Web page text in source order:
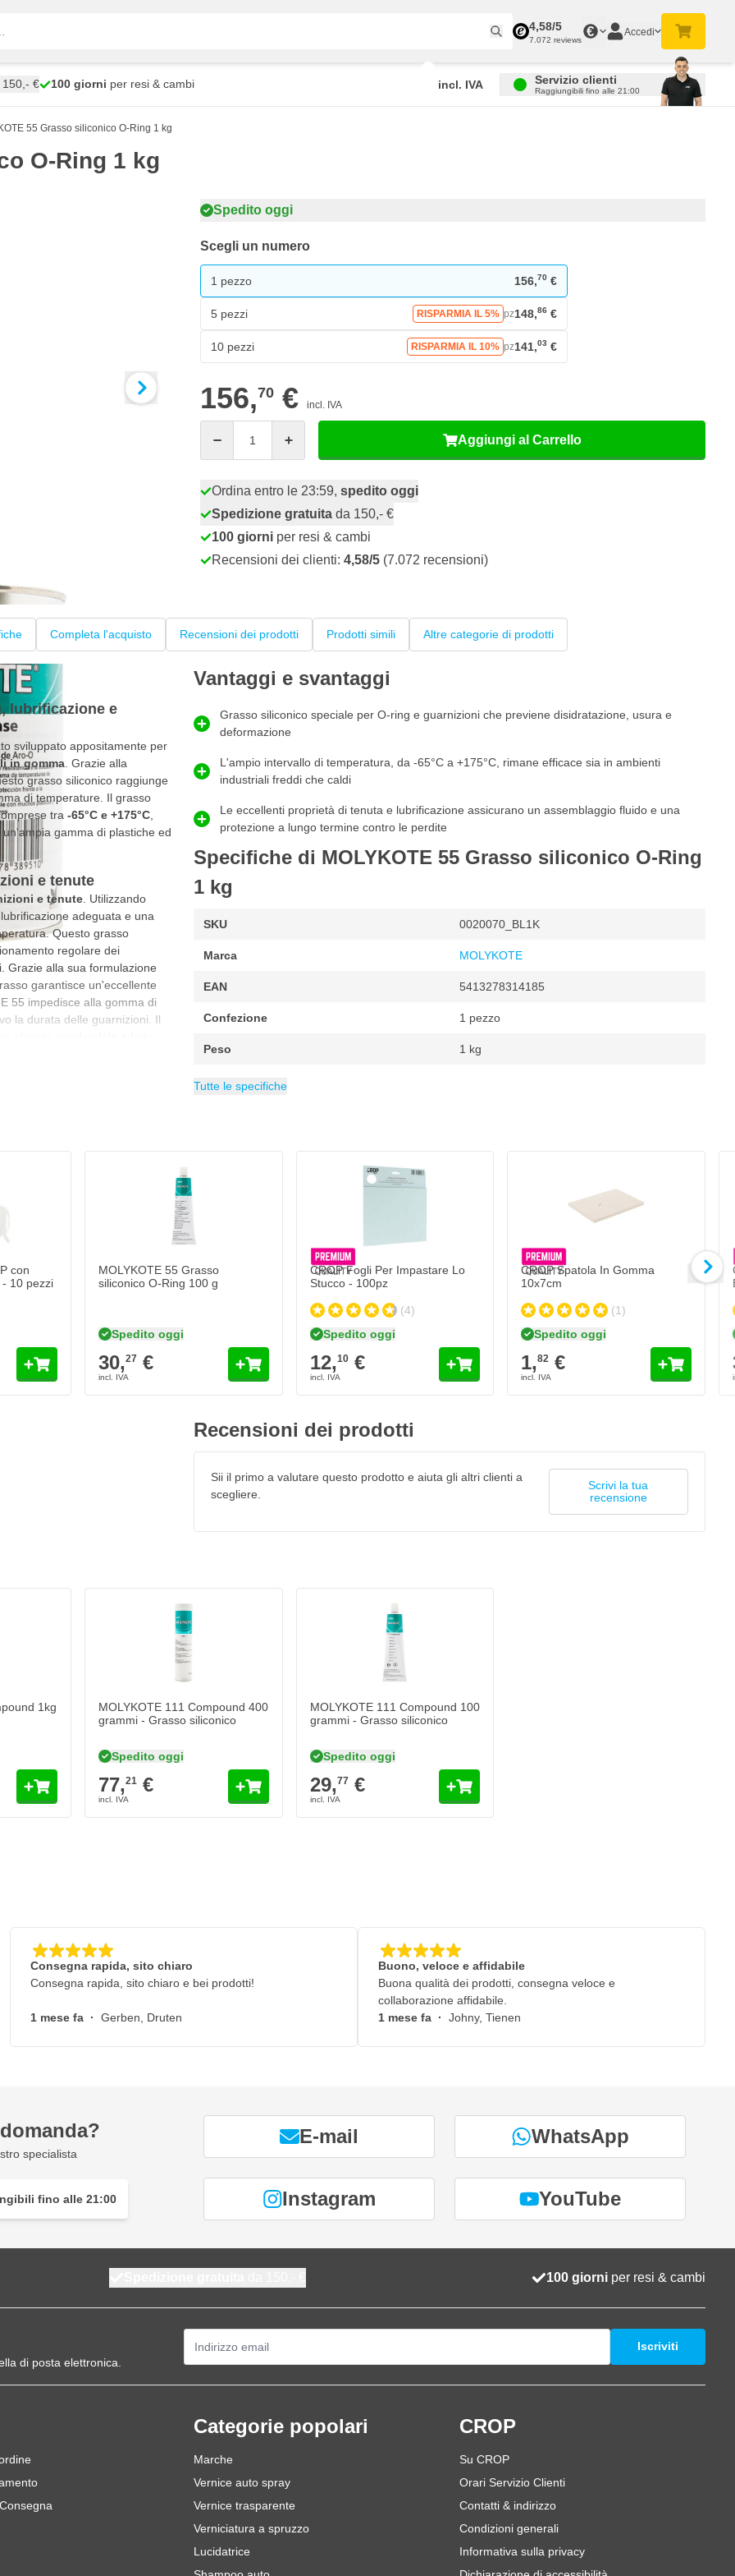
4,58/5
7.072 reviews
€ Accedi
150,- € 100 giorni per resi & cambi incl. IVA Servizio clienti
Raggiungibili fino alle 21:00
55 Grasso siliconico O-Ring 1 kg
O-Ring 1 kg
Spedito oggi
Scegli un numero
1 pezzo 156,70 €
5 pezzi RISPARMIA IL 5% pz148,86 €
10 pezzi RISPARMIA IL 10% pz141,03 €
156,70 € incl. IVA
Aggiungi al Carrello
Ordina entro le 23:59, spedito oggi
Spedizione gratuita da 150,- €
100 giorni per resi & cambi
Recensioni dei clienti: 4,58/5 (7.072 recensioni)
Completa l'acquisto Recensioni dei prodotti Prodotti simili Altre categorie di prodotti
lubrificazione e
sviluppato appositamente per
in gomma . Grazie alla
grasso siliconico raggiunge
di temperature. Il grasso
tra -65°C e +175°C
gamma di plastiche ed
e tenute
e tenute . Utilizzando
adeguata e una
Questo grasso
regolare dei
Grazie alla sua formulazione
garantisce un'eccellente
55 impedisce alla gomma di
la durata delle guarnizioni. Il
per una tenuta ottimale
per un uso universale
o bagnati
buona adesione alle superfici
aerospaziali
pulire prima
si rimuovono sporco, olio o
e protezione dalla
effettuare test con
metallo
Vantaggi e svantaggi
Grasso siliconico speciale per O-ring e guarnizioni che previene disidratazione, usura e
deformazione
L'ampio intervallo di temperatura, da -65°C a +175°C, rimane efficace sia in ambienti
industriali freddi che caldi
Le eccellenti proprietà di tenuta e lubrificazione assicurano un assemblaggio fluido e una
protezione a lungo termine contro le perdite
Specifiche di MOLYKOTE 55 Grasso siliconico O-Ring
1 kg
SKU 0020070_BL1K
Marca MOLYKOTE
EAN 5413278314185
Confezione 1 pezzo
Peso 1 kg
Contenuto
Categoria
Tutte le specifiche
con
10 pezzi
MOLYKOTE 55 Grasso
siliconico O-Ring 100 g
Spedito oggi
30,27 €
CROP Fogli Per Impastare Lo
Stucco - 100pz
(4)
Spedito oggi
12,10€
CROP Spatola In Gomma
10x7cm
(1)
Spedito oggi
1,82 €
Recensioni dei prodotti
Sii il primo a valutare questo prodotto e aiuta gli altri clienti a
scegliere.
Scrivi la tua
recensione
1kg
MOLYKOTE 111 Compound 400
grammi - Grasso siliconico
Spedito oggi
77,21 €
MOLYKOTE 111 Compound 100
grammi - Grasso siliconico
Spedito oggi
29,77€
Consegna rapida, sito chiaro
Consegna rapida, sito chiaro e bei prodotti!
1 mese fa · Gerben, Druten
Buono, veloce e affidabile
Buona qualità dei prodotti, consegna veloce e
collaborazione affidabile.
1 mese fa · Johny, Tienen
specialista
fino alle 21:00
E-mail WhatsApp
Instagram YouTube
100 giorni per resi & cambi
di posta elettronica.
Iscriviti
Categorie popolari
Marche
Vernice auto spray
Vernice trasparente
Verniciatura a spruzzo
Lucidatrice
CROP
Su CROP
Orari Servizio Clienti
Contatti & indirizzo
Condizioni generali
Informativa sulla privacy